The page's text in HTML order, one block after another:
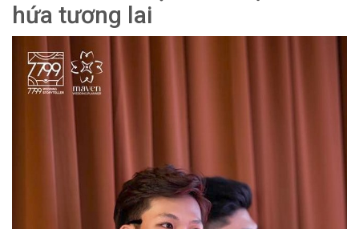
hứa tương lai